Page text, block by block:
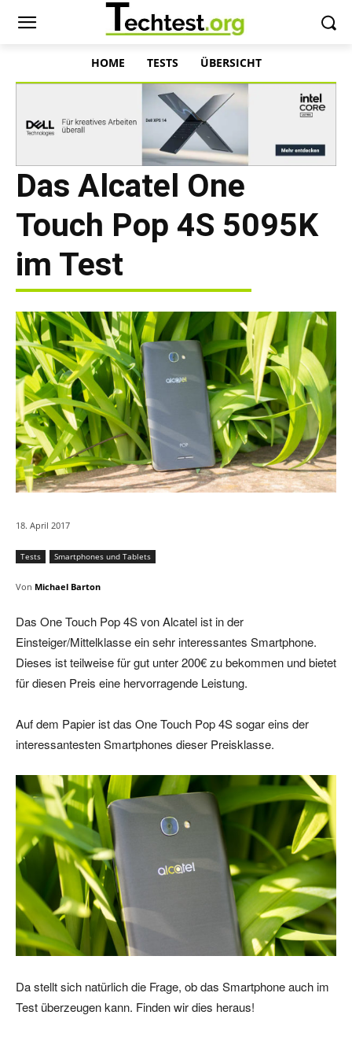
HOME TESTS ÜBERSICHT
Das Alcatel One
Touch Pop 4S 5095K
im Test
18. April 2017
Tests Smartphones und Tablets
Von Michael Barton
Das One Touch Pop 4S von Alcatel ist in der
Einsteiger/Mittelklasse ein sehr interessantes Smartphone.
Dieses ist teilweise für gut unter 200€ zu bekommen und bietet
für diesen Preis eine hervorragende Leistung.
Auf dem Papier ist das One Touch Pop 4S sogar eins der
interessantesten Smartphones dieser Preisklasse.
Da stellt sich natürlich die Frage, ob das Smartphone auch im
Test überzeugen kann. Finden wir dies heraus!